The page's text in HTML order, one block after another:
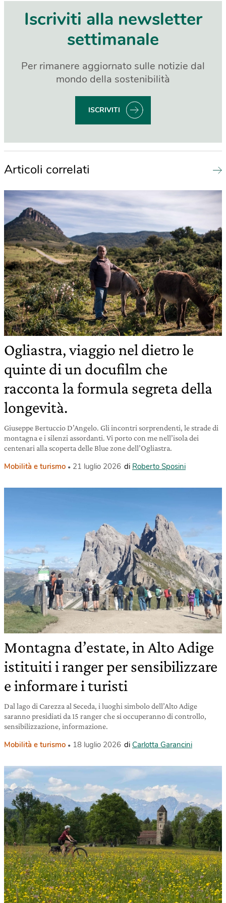
Iscriviti alla newsletter
settimanale
Per rimanere aggiornato sulle notizie dal
mondo della sostenibilità
ISCRIVITI
Articoli correlati
Ogliastra, viaggio nel dietro le
quinte di un docufilm che
racconta la formula segreta della
longevità.
Giuseppe Bertuccio D’Angelo. Gli incontri sorprendenti, le strade di
montagna e i silenzi assordanti. Vi porto con me nell’isola dei
centenari alla scoperta delle Blue zone dell’Ogliastra.
Mobilità e turismo 21 luglio 2026 di Roberto Sposini
Montagna d’estate, in Alto Adige
istituiti i ranger per sensibilizzare
e informare i turisti
Dal lago di Carezza al Seceda, i luoghi simbolo dell’Alto Adige
saranno presidiati da 15 ranger che si occuperanno di controllo,
sensibilizzazione, informazione.
Mobilità e turismo 18 luglio 2026 di Carlotta Garancini